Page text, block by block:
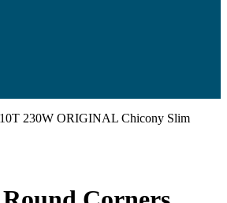
230W ORIGINAL Chicony Slim